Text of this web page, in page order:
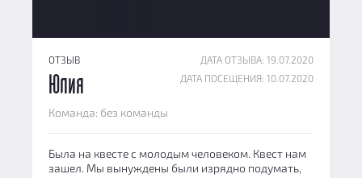
ОТЗЫВ
ДАТА ОТЗЫВА: 19.07.2020
ДАТА ПОСЕЩЕНИЯ: 10.07.2020
Юлия
Команда: без команды
Была на квесте с молодым человеком. Квест нам
зашел. Мы вынуждены были изрядно подумать,